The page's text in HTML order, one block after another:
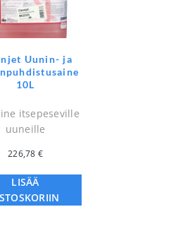
Uunin- ja
10L
itsepeseville
uuneille
226,78 €
LISÄÄ